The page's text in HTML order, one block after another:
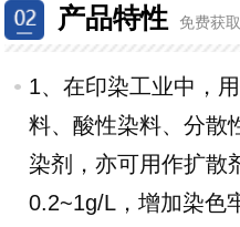
产品特性 免费获
1、在印染工业中，
料、酸性染料、分散
染剂，亦可用作扩散
0.2~1g/L，增加染色